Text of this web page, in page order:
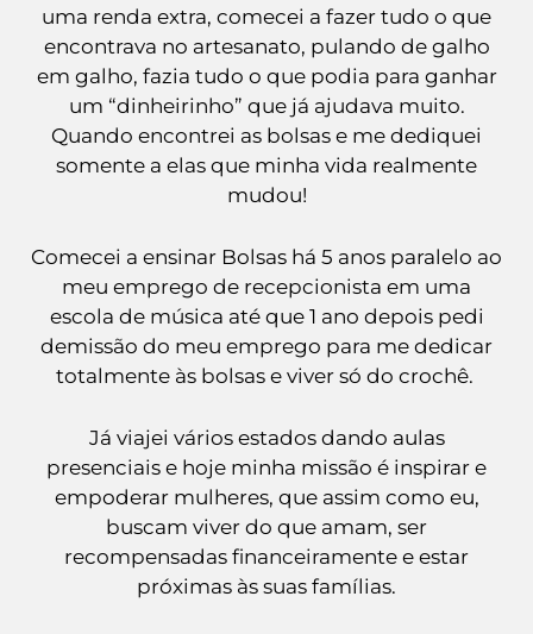
uma renda extra, comecei a fazer tudo o que
encontrava no artesanato, pulando de galho
em galho, fazia tudo o que podia para ganhar
um “dinheirinho” que já ajudava muito.
Quando encontrei as bolsas e me dediquei
somente a elas que minha vida realmente
mudou!
Comecei a ensinar Bolsas há 5 anos paralelo ao
meu emprego de recepcionista em uma
escola de música até que 1 ano depois pedi
demissão do meu emprego para me dedicar
totalmente às bolsas e viver só do crochê.
Já viajei vários estados dando aulas
presenciais e hoje minha missão é inspirar e
empoderar mulheres, que assim como eu,
buscam viver do que amam, ser
recompensadas financeiramente e estar
próximas às suas famílias.